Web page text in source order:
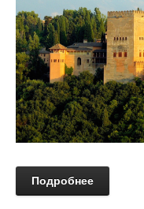
Подробнее